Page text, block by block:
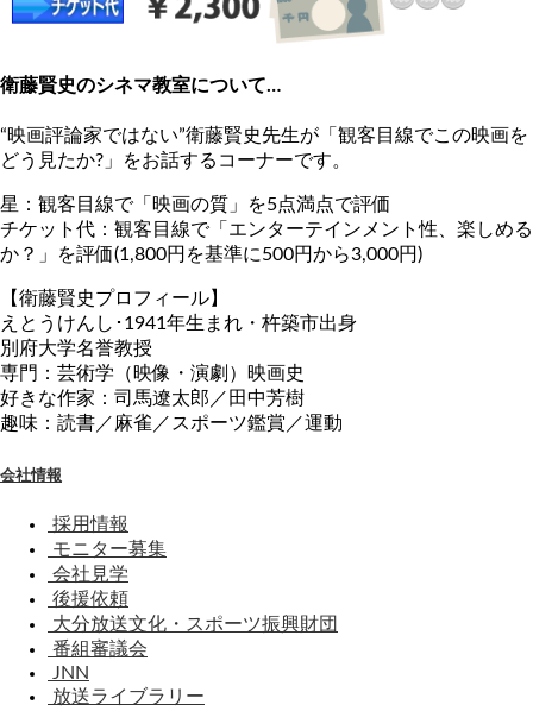
衛藤賢史のシネマ教室について…
“映画評論家ではない”衛藤賢史先生が「観客目線でこの映画を
どう見たか?」をお話するコーナーです。
星：観客目線で「映画の質」を5点満点で評価
チケット代：観客目線で「エンターテインメント性、楽しめる
か？」を評価(1,800円を基準に500円から3,000円)
【衛藤賢史プロフィール】
えとうけんし･1941年生まれ・杵築市出身
別府大学名誉教授
専門：芸術学（映像・演劇）映画史
好きな作家：司馬遼太郎／田中芳樹
趣味：読書／麻雀／スポーツ鑑賞／運動
会社情報
採用情報
モニター募集
会社見学
後援依頼
大分放送文化・スポーツ振興財団
番組審議会
JNN
放送ライブラリー